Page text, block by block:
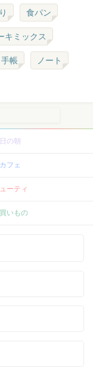
食パン
キミックス
手帳 ノート
の朝
フェ
ーティ
いもの